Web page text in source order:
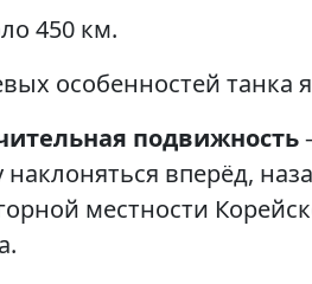
450 км.
особенностей танка
подвижность
наклоняться вперёд,
местности